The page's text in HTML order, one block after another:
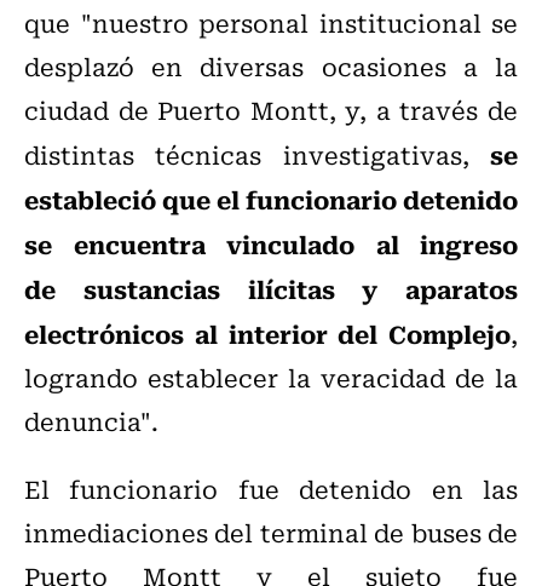
que "nuestro personal institucional se
desplazó en diversas ocasiones a la
ciudad de Puerto Montt, y, a través de
distintas técnicas investigativas, se
estableció que el funcionario detenido
se encuentra vinculado al ingreso
de sustancias ilícitas y aparatos
electrónicos al interior del Complejo,
logrando establecer la veracidad de la
denuncia".
El funcionario fue detenido en las
inmediaciones del terminal de buses de
Puerto Montt y el sujeto fue